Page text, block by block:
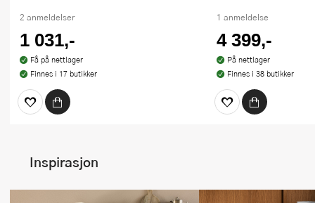
2 anmeldelser
1 031,-
Få på nettlager
Finnes i 17 butikker
1 anmeldelse
4 399,-
På nettlager
Finnes i 38 butikker
Inspirasjon